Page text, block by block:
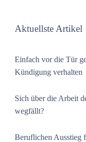
Aktuellste Artikel
Einfach vor die Tür
Kündigung verhalten
Sich über die Arbeit
wegfällt?
Beruflichen Ausstieg